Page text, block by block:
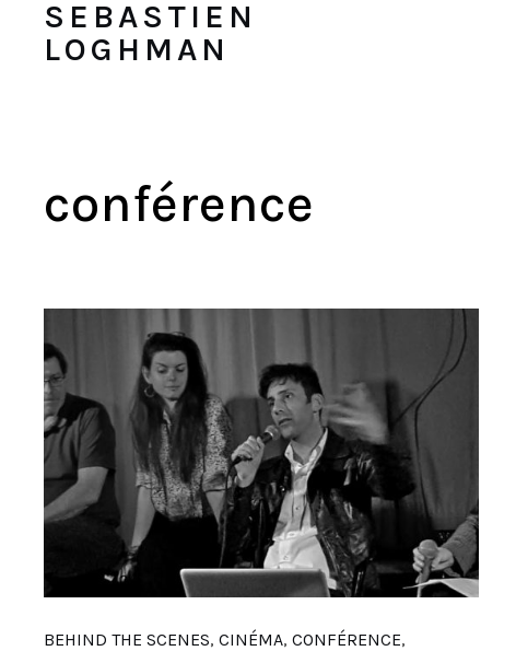
SEBASTIEN
LOGHMAN
conférence
BEHIND THE SCENES,CINÉMA,CONFÉRENCE,